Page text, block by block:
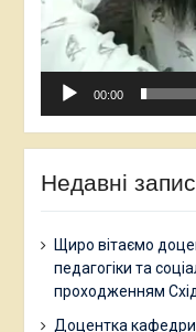
00:00
Недавні
Щиро вітаємо
педагогіки та
проходженням
Доцентка кафедри